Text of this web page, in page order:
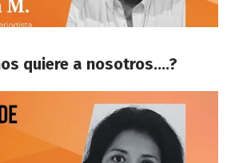
quiere a nosotros….?